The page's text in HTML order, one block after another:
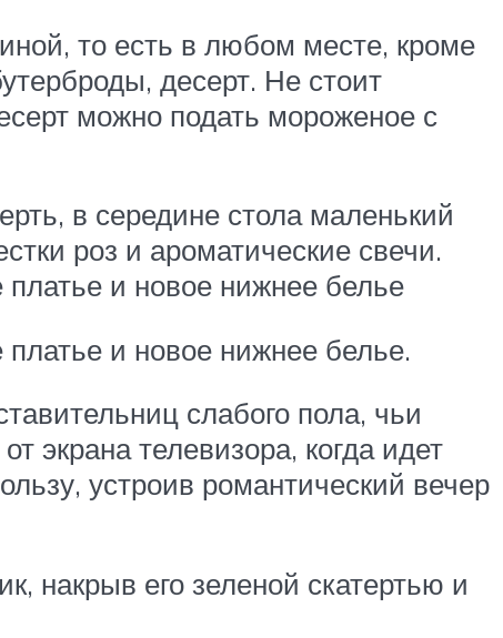
то есть в любом месте, кроме
десерт. Не стоит
можно подать мороженое с
в середине стола маленький
роз и ароматические свечи.
платье и новое нижнее белье
платье и новое нижнее белье.
слабого пола, чьи
экрана телевизора, когда идет
устроив романтический вечер
накрыв его зеленой скатертью и